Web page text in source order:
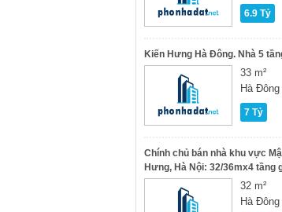
6.9 Tỷ
Kiến Hưng Hà Đông. Nhà 5
33 m²
Hà
7 Tỷ
Chính chủ bán nhà khu vực
Hưng, Hà Nội: 32/36mx4 tầng
32 m²
Hà